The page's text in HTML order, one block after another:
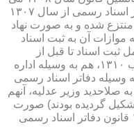
گردد و این در حالی است كه عملاً دفاتر اسناد رسمی از سال ۱۳۰۷
شده و به صورت نهاد
آن به ثبت اسناد
ثبت اسناد تا قبل از
تصویب قانون ثبت اسناد و املاك مصوب ۱۳۱۰، هم به وسیله اداره
دفاتر اسناد رسمی
ماده ۱ قانون سال ۱۳۰۷ بنا به صلاحدید وزیر عدلیه، آنهم
گردیده بودند) صورت
می گیرد. (برداشت مفهومی از ماده ۱۱ قانون دفاتر اسناد رسمی